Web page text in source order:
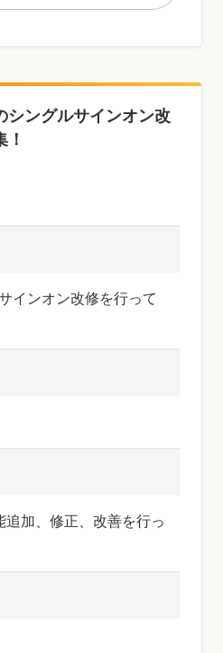
シングルサインオン改
インオン改修を行って
追加、修正、改善を行っ